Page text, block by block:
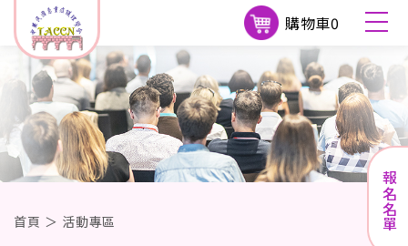
購物車0
首頁 ＞ 活動專區 報名名單